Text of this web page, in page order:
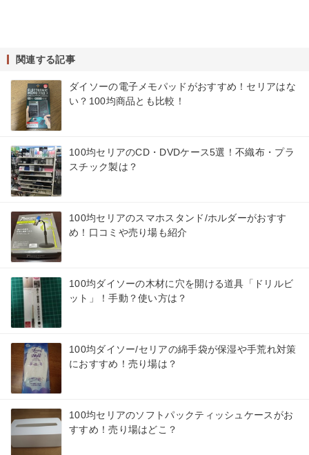
関連する記事
ダイソーの電子メモパッドがおすすめ！セリアはな
い？100均商品とも比較！
100均セリアのCD・DVDケース5選！不織布・プラ
スチック製は？
100均セリアのスマホスタンド/ホルダーがおすす
め！口コミや売り場も紹介
100均ダイソーの木材に穴を開ける道具「ドリルビ
ット」！手動？使い方は？
100均ダイソー/セリアの綿手袋が保湿や手荒れ対策
におすすめ！売り場は？
100均セリアのソフトパックティッシュケースがお
すすめ！売り場はどこ？